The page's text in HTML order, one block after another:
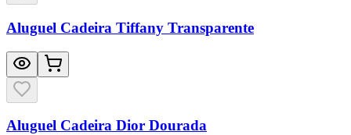
Aluguel Cadeira Tiffany Transparente
Aluguel Cadeira Dior Dourada